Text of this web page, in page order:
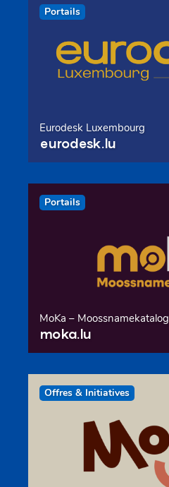
Portails
Eurodesk Luxembourg
eurodesk.lu
Portails
MoKa – Moossnamekatalog
moka.lu
Offres & Initiatives